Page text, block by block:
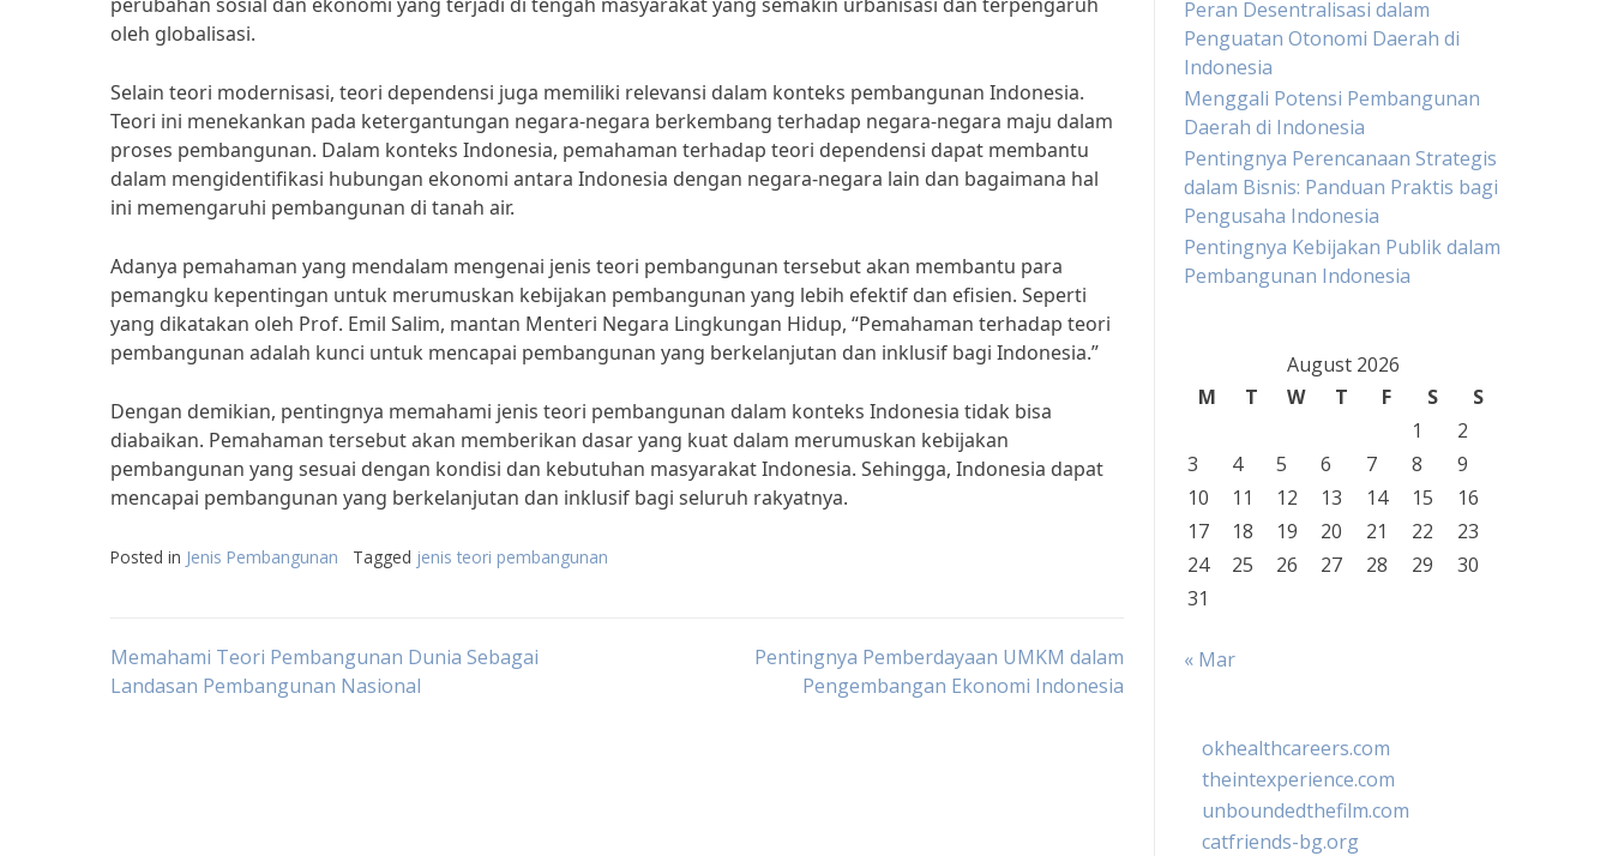
oleh globalisasi.
Selain teori modernisasi, teori dependensi juga memiliki relevansi dalam konteks pembangunan Indonesia.
Teori ini menekankan pada ketergantungan negara-negara berkembang terhadap negara-negara maju dalam
proses pembangunan. Dalam konteks Indonesia, pemahaman terhadap teori dependensi dapat membantu
dalam mengidentifikasi hubungan ekonomi antara Indonesia dengan negara-negara lain dan bagaimana hal
ini memengaruhi pembangunan di tanah air.
Adanya pemahaman yang mendalam mengenai jenis teori pembangunan tersebut akan membantu para
pemangku kepentingan untuk merumuskan kebijakan pembangunan yang lebih efektif dan efisien. Seperti
yang dikatakan oleh Prof. Emil Salim, mantan Menteri Negara Lingkungan Hidup, “Pemahaman terhadap teori
pembangunan adalah kunci untuk mencapai pembangunan yang berkelanjutan dan inklusif bagi Indonesia.”
Dengan demikian, pentingnya memahami jenis teori pembangunan dalam konteks Indonesia tidak bisa
diabaikan. Pemahaman tersebut akan memberikan dasar yang kuat dalam merumuskan kebijakan
pembangunan yang sesuai dengan kondisi dan kebutuhan masyarakat Indonesia. Sehingga, Indonesia dapat
mencapai pembangunan yang berkelanjutan dan inklusif bagi seluruh rakyatnya.
Posted in Jenis Pembangunan Tagged jenis teori pembangunan
Post
Memahami Teori Pembangunan Dunia Sebagai
Landasan Pembangunan Nasional
Pentingnya Pemberdayaan UMKM dalam
Pengembangan Ekonomi Indonesia
Peran Desentralisasi dalam
Penguatan Otonomi Daerah di
Indonesia
Menggali Potensi Pembangunan
Daerah di Indonesia
Pentingnya Perencanaan Strategis
dalam Bisnis: Panduan Praktis bagi
Pengusaha Indonesia
Pentingnya Kebijakan Publik dalam
Pembangunan Indonesia
August 2026
M
T W T F S
S
1
2
3
4 5 6 7 8
9
10
11 12 13 14 15
16
17
18 19 20 21 22
23
24
25 26 27 28 29
30
31
« Mar
okhealthcareers.com
theintexperience.com
unboundedthefilm.com
catfriends-bg.org